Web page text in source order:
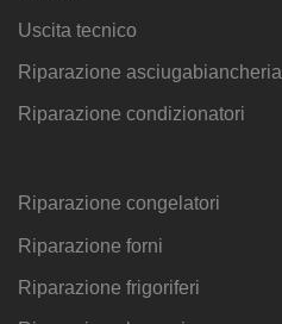
Uscita tecnico
Riparazione asciugabiancheria
Riparazione condizionatori
Riparazione congelatori
Riparazione forni
Riparazione frigoriferi